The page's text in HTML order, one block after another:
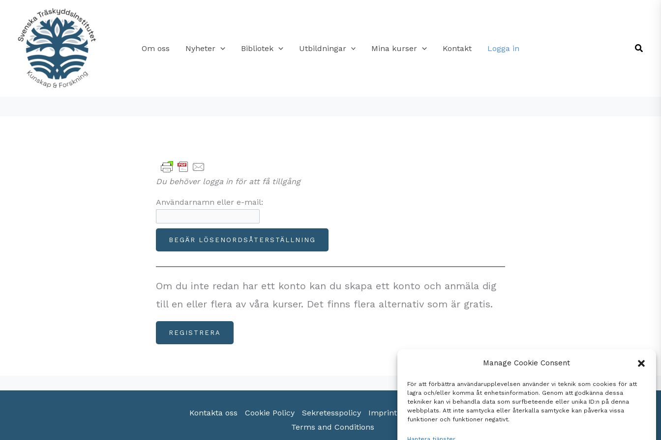
Manage Cookie Consent
För att förbättra användarupplevelsen använder vi teknik som cookies för att
lagra och/eller komma åt enhetsinformation. Genom att godkänna dessa
tekniker kan vi behandla data som surfbeteende eller unika ID:n på denna
webbplats. Att inte samtycka eller återkalla samtycke kan påverka vissa
funktioner och funktioner negativt.
innehåll
Om oss
Nyheter Bibliotek Utbildningar Mina kurser Kontakt Logga in Sök
Du behöver logga in för att få tillgång
Användarnamn eller e-mail:
Om du inte redan har ett konto kan du skapa ett konto och anmäla dig
till en eller flera av våra kurser. Det finns flera alternativ som är gratis.
REGISTRERA
Kontakta oss Cookie Policy Sekretesspolicy Imprint
Ansvarsfriskrivning
Terms and Conditions